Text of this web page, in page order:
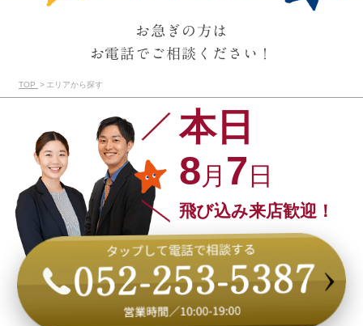
お急ぎの方は
お電話でご相談ください！
TOP エリアから探す
本日
8月 7 日
飛び込み来店歓迎！